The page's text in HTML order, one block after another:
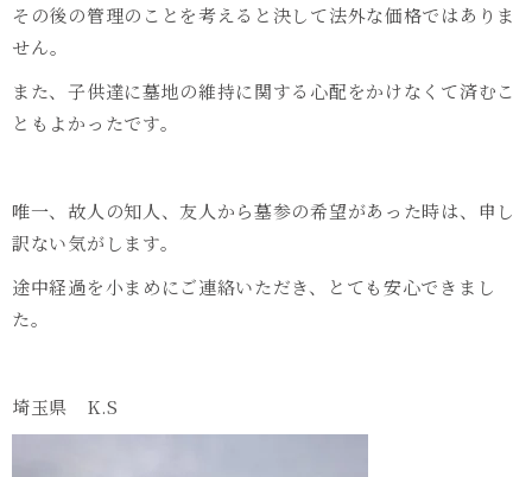
その後の管理のことを考えると決して法外な価格ではありま
せん。
また、子供達に墓地の維持に関する心配をかけなくて済むこ
ともよかったです。
唯一、故人の知人、友人から墓参の希望があった時は、申し
訳ない気がします。
途中経過を小まめにご連絡いただき、とても安心できまし
た。
埼玉県 K.S